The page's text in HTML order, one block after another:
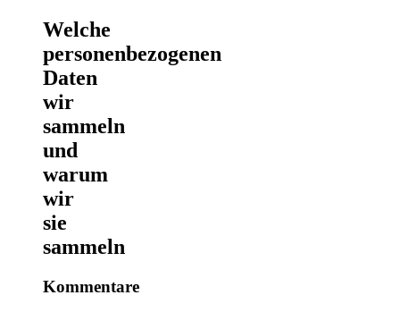
Welche
personenbezogenen
Daten
wir
sammeln
und
warum
wir
sie
sammeln
Kommentare